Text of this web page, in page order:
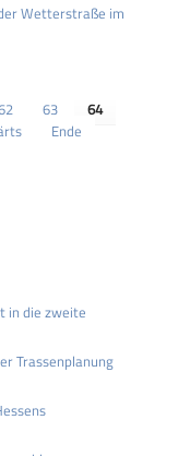
Wetterstraße im
63
64
Ende
in die zweite
Trassenplanung